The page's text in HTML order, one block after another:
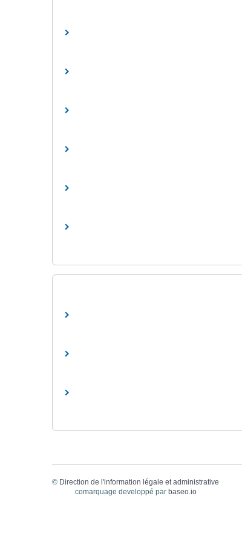
© Direction de l'information légale et administrative
comarquage developpé par baseo.io